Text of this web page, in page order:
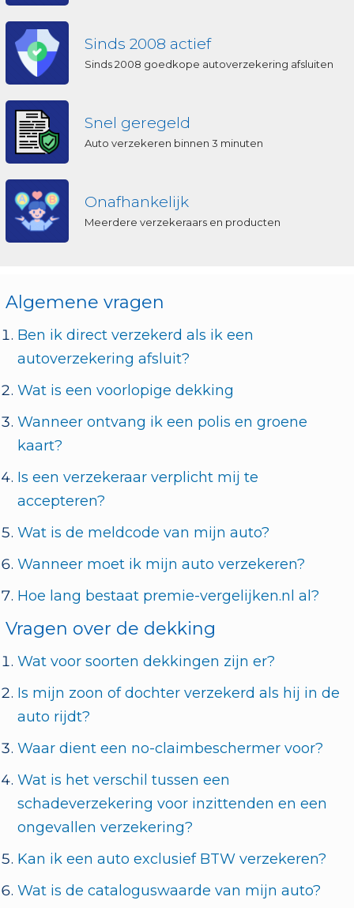
Sinds 2008 actief
Sinds 2008 goedkope autoverzekering afsluiten
Snel geregeld
Auto verzekeren binnen 3 minuten
Onafhankelijk
Meerdere verzekeraars en producten
Algemene vragen
Ben ik direct verzekerd als ik een
autoverzekering afsluit?
Wat is een voorlopige dekking
Wanneer ontvang ik een polis en groene
kaart?
Is een verzekeraar verplicht mij te
accepteren?
Wat is de meldcode van mijn auto?
Wanneer moet ik mijn auto verzekeren?
Hoe lang bestaat premie-vergelijken.nl al?
Vragen over de dekking
Wat voor soorten dekkingen zijn er?
Is mijn zoon of dochter verzekerd als hij in de
auto rijdt?
Waar dient een no-claimbeschermer voor?
Wat is het verschil tussen een
schadeverzekering voor inzittenden en een
ongevallen verzekering?
Kan ik een auto exclusief BTW verzekeren?
Wat is de cataloguswaarde van mijn auto?